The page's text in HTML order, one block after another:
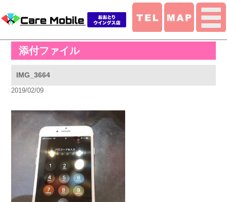
添付ファイル
IMG_3664
2019/02/09